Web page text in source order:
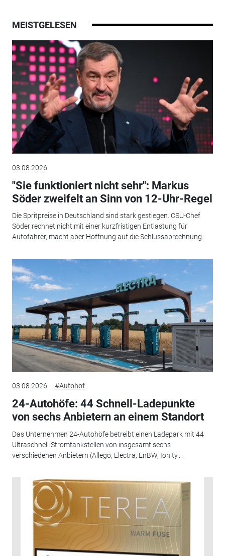
MEISTGELESEN
03.08.2026
"Sie funktioniert nicht sehr": Markus
Söder zweifelt an Sinn von 12-Uhr-Regel
Die Spritpreise in Deutschland sind stark gestiegen. CSU-Chef
Söder rechnet nicht mit einer kurzfristigen Entlastung für
Autofahrer, macht aber Hoffnung auf die Schlussabrechnung.
03.08.2026 #Autohof
24-Autohöfe: 44 Schnell-Ladepunkte
von sechs Anbietern an einem Standort
Das Unternehmen 24-Autohöfe betreibt einen Ladepark mit 44
Ultraschnell-Stromtankstellen von insgesamt sechs
verschiedenen Anbietern (Allego, Electra, EnBW, Ionity...